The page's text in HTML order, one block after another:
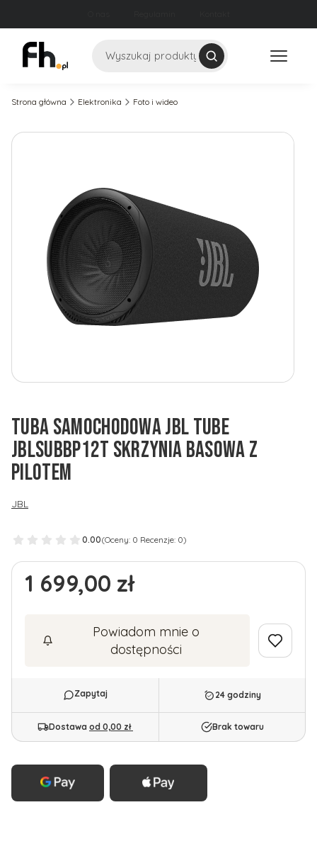
Szukaj
Strona główna Elektronika Foto i wideo
TUBA SAMOCHODOWA JBL TUBE
JBLSUBBP12T SKRZYNIA BASOWA Z
PILOTEM
JBL
0.00(Oceny: 0 Recenzje: 0)
Cena
1 699,00 zł
Powiadom mnie o
dostępności
24 godziny
Dostawa od 0,00 zł Brak towaru